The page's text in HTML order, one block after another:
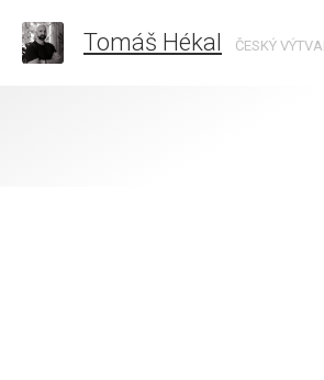
Tomáš Hékal ČESKÝ VÝTVARNÍK